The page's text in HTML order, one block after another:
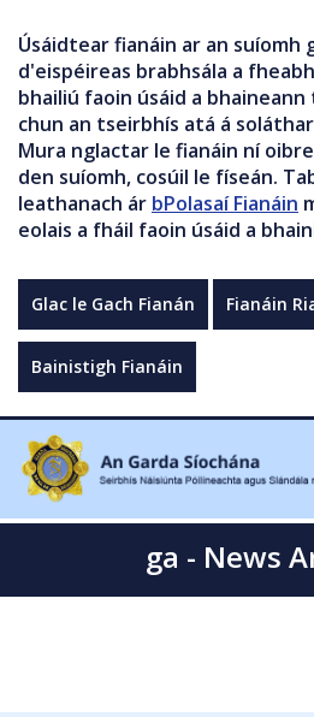
Úsáidtear fianáin ar an suíomh
d'eispéireas brabhsála a
bhailiú faoin úsáid a bhaineann
chun an tseirbhís atá á
Mura nglactar le fianáin ní
den suíomh, cosúil le físeán.
leathanach ár bPolasaí Fianáin
eolais a fháil faoin úsáid a
Glac le Gach Fianán Fianáin
Bainistigh Fianáin
ga - News